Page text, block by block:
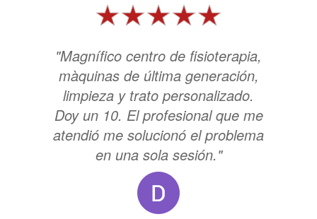
"Magnífico centro de fisioterapia,
màquinas de última generación,
limpieza y trato personalizado.
Doy un 10. El profesional que me
atendió me solucionó el problema
en una sola sesión."